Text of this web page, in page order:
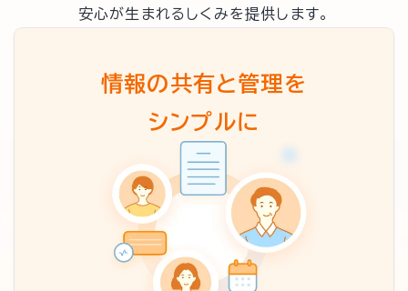
安心が生まれるしくみを提供します。
情報の共有と管理を
シンプルに